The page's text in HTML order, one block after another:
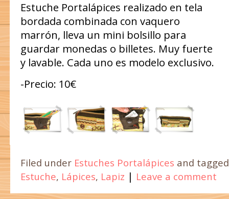
Estuche Portalápices realizado en tela
bordada combinada con vaquero
marrón, lleva un mini bolsillo para
guardar monedas o billetes. Muy fuerte
y lavable. Cada uno es modelo exclusivo.
-Precio: 10€
Filed under Estuches Portalápices and
Estuche, Lápices, Lapiz | Leave a comment